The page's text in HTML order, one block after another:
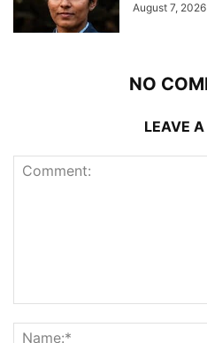
August 7, 2026
NO
LEAVE A